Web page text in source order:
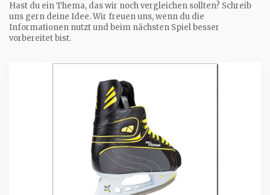
Hast du ein Thema, das wir noch vergleichen sollten? Schreib
uns gern deine Idee. Wir freuen uns, wenn du die
Informationen nutzt und beim nächsten Spiel besser
vorbereitet bist.